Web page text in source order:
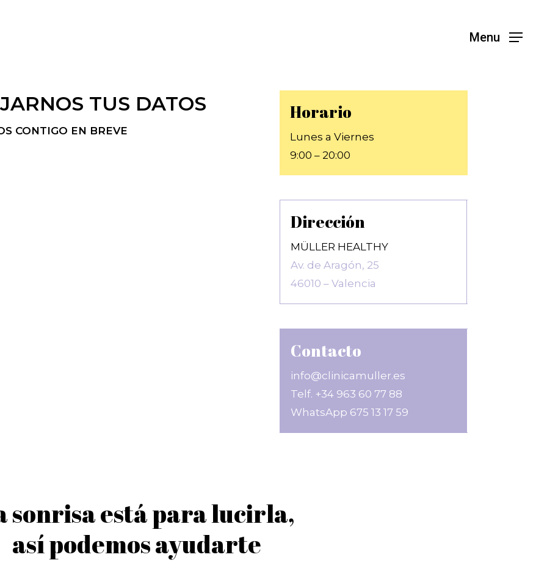
Menu
TUS DATOS
CONTIGO EN BREVE
Horario
Lunes a Viernes
9:00 – 20:00
Dirección
MÜLLER HEALTHY
Av. de Aragón, 25
46010 – Valencia
Contacto
info@clinicamuller.es
Telf. +34 963 60 77 88
WhatsApp 675 13 17 59
sonrisa está para lucirla,
así podemos ayudarte